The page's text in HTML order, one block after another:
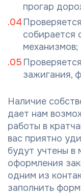
прогар
собирается
механизмов;
зажигания,
Наличие
дает нам
работы в
вас приятно
будут учтены в
оформления
одним из
заполнить